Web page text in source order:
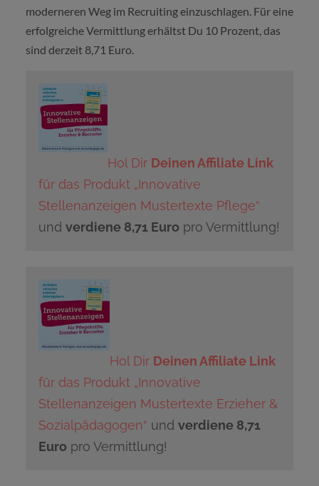
moderneren Weg im Recruiting einzuschlagen. Für eine
erfolgreiche Vermittlung erhältst Du 10 Prozent, das
sind derzeit 8,71 Euro.
Hol Dir Deinen Affiliate Link
für das Produkt „Innovative
Stellenanzeigen Mustertexte Pflege“
und verdiene 8,71 Euro pro Vermittlung!
Hol Dir Deinen Affiliate Link
für das Produkt „Innovative
Stellenanzeigen Mustertexte Erzieher &
Sozialpädagogen“ und verdiene 8,71
Euro pro Vermittlung!